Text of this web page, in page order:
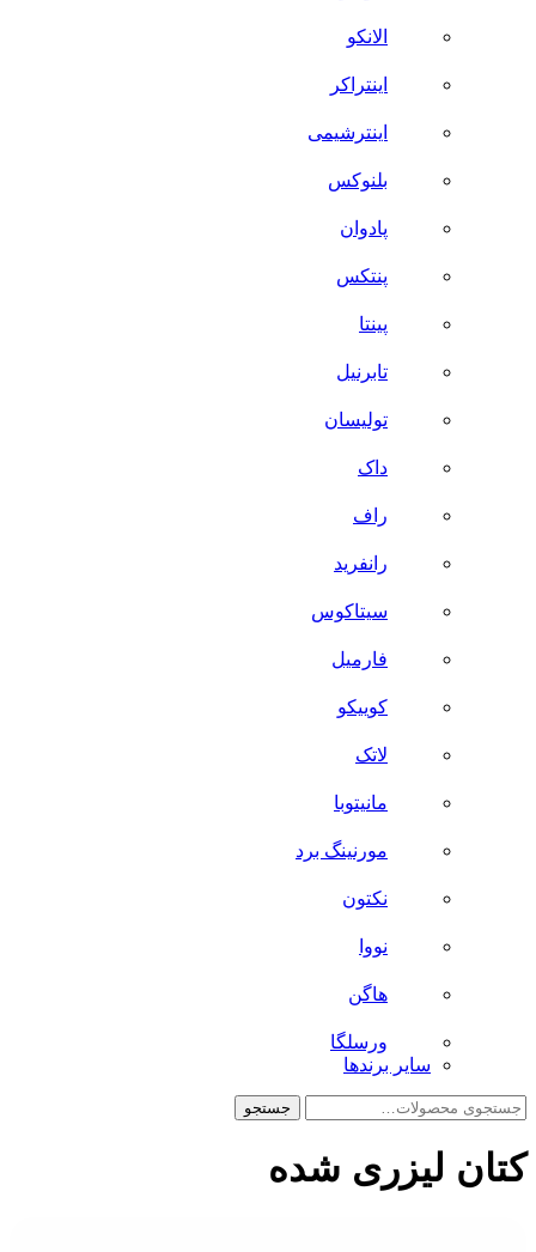
الانکو
اینتراکر
اینترشیمی
بلنوکس
پادوان
پنتکس
پینتا
تابرنیل
تولیسان
داک
راف
رانفرید
سیتاکوس
فارمیل
کوییکو
لاتک
مانیتوبا
مورنینگ برد
نکتون
نووا
هاگن
ورسلگا
سایر برند‌ها
جستجو
جستجو
کتان لیزری شده